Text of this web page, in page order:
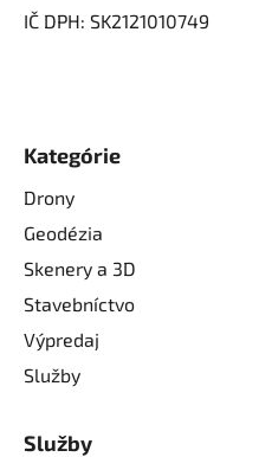
IČ DPH: SK2121010749
Kategórie
Drony
Geodézia
Skenery a 3D
Stavebníctvo
Výpredaj
Služby
Služby